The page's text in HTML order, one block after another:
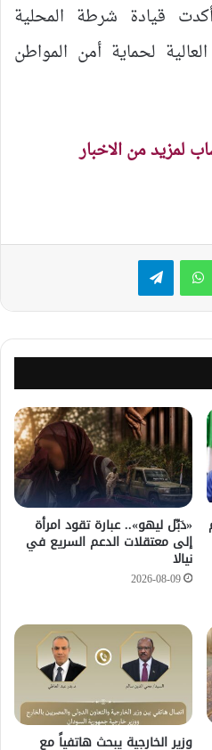
قيادة شرطة المحلية
لحماية أمن المواطن
لمزيد من الاخبار
واتساب تيلقرام
«دَبِّل ليهو».. عبارة تقود امرأة
إلى معتقلات الدعم السريع في
نيالا
2026-08-09
وزير الخارجية يبحث هاتفياً مع